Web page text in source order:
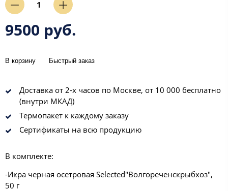
9500 руб.
В корзину Быстрый заказ
Доставка от 2-х часов по Москве, от 10 000 бесплатно
(внутри МКАД)
Термопакет к каждому заказу
Сертификаты на всю продукцию
В комплекте:
-Икра черная осетровая Selected"Волгореченскрыбхоз",
50 г